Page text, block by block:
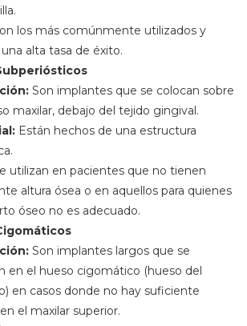
los más comúnmente utilizados y
alta tasa de éxito.
Son implantes que se colocan sobre
maxilar, debajo del tejido gingival.
Están hechos de una estructura
utilizan en pacientes que no tienen
altura ósea o en aquellos para quienes
óseo no es adecuado.
Son implantes largos que se
en el hueso cigomático (hueso del
en casos donde no hay suficiente
el maxilar superior.